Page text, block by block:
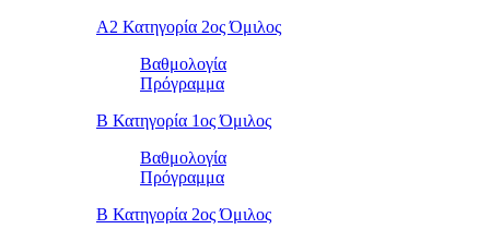
Α2 Κατηγορία 2ος Όμιλος
Βαθμολογία
Πρόγραμμα
Β Κατηγορία 1ος Όμιλος
Βαθμολογία
Πρόγραμμα
Β Κατηγορία 2ος Όμιλος